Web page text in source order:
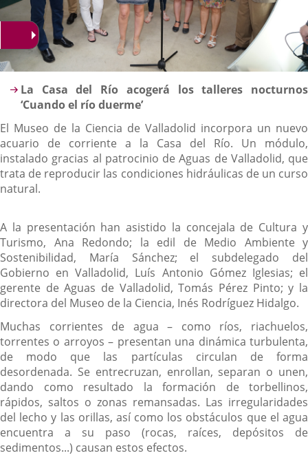
Descripción
La Casa del Río acogerá los talleres nocturnos
‘Cuando el río duerme’
El Museo de la Ciencia de Valladolid incorpora un nuevo
acuario de corriente a la Casa del Río. Un módulo,
instalado gracias al patrocinio de Aguas de Valladolid, que
trata de reproducir las condiciones hidráulicas de un curso
natural.
A la presentación han asistido la concejala de Cultura y
Turismo, Ana Redondo; la edil de Medio Ambiente y
Sostenibilidad, María Sánchez; el subdelegado del
Gobierno en Valladolid, Luís Antonio Gómez Iglesias; el
gerente de Aguas de Valladolid, Tomás Pérez Pinto; y la
directora del Museo de la Ciencia, Inés Rodríguez Hidalgo.
Muchas corrientes de agua – como ríos, riachuelos,
torrentes o arroyos – presentan una dinámica turbulenta,
de modo que las partículas circulan de forma
desordenada. Se entrecruzan, enrollan, separan o unen,
dando como resultado la formación de torbellinos,
rápidos, saltos o zonas remansadas. Las irregularidades
del lecho y las orillas, así como los obstáculos que el agua
encuentra a su paso (rocas, raíces, depósitos de
sedimentos...) causan estos efectos.